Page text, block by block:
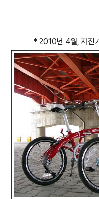
* 2010년 4월, 자전